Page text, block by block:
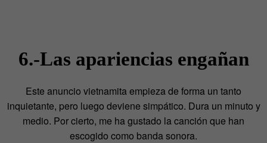
6.-Las apariencias engañan
Este anuncio vietnamita empieza de forma un tanto
inquietante, pero luego deviene simpático. Dura un minuto y
medio. Por cierto, me ha gustado la canción que han
escogido como banda sonora.